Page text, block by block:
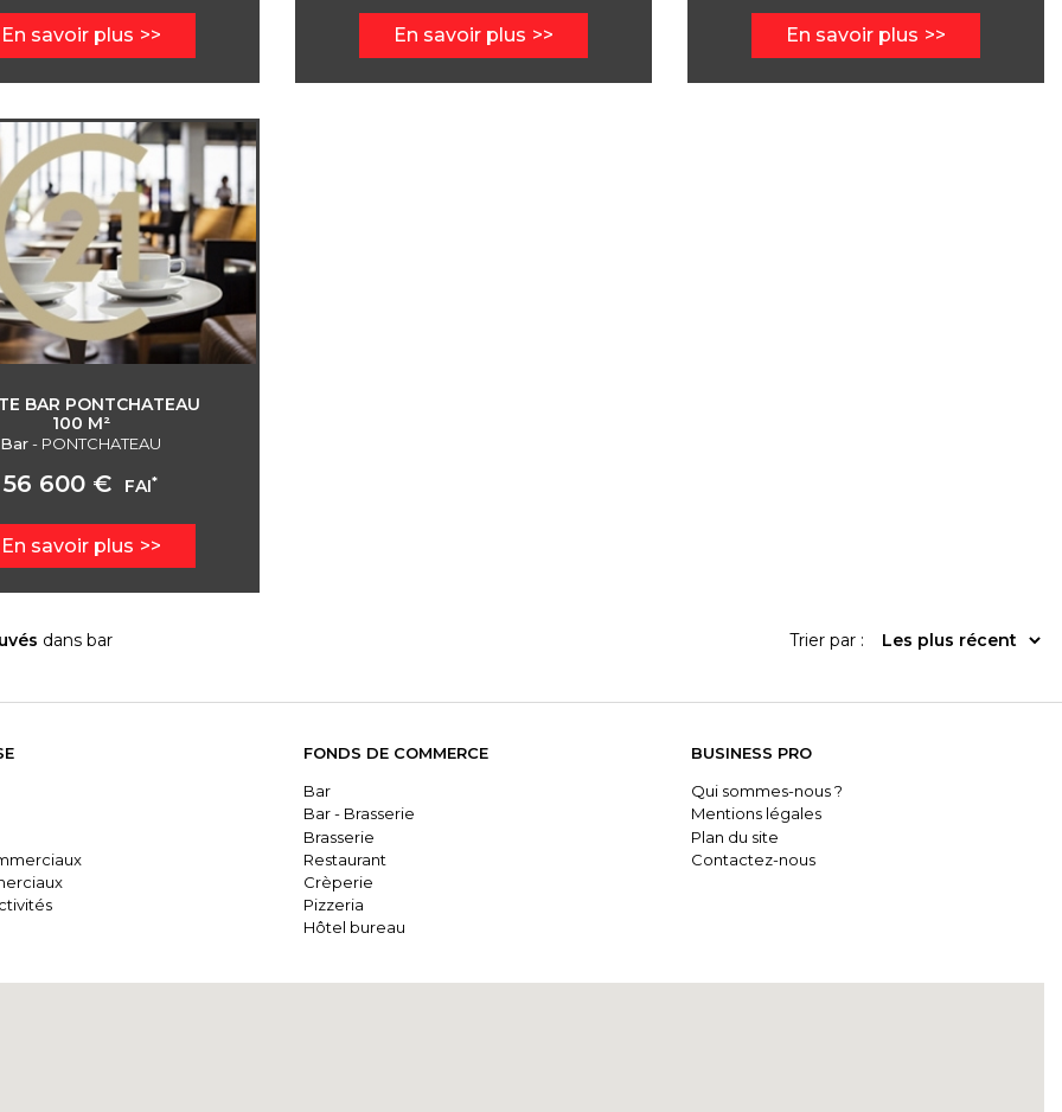
En savoir plus En savoir plus En savoir plus
BAR PONTCHATEAU
100 M²
Bar- PONTCHATEAU
56 600 € FAI*
En savoir plus
dans bar Trier par :
FONDS DE COMMERCE
Bar
Bar - Brasserie
Brasserie
Restaurant
Crèperie
Pizzeria
Hôtel bureau
BUSINESS PRO
Qui sommes-nous ?
Mentions légales
Plan du site
Contactez-nous